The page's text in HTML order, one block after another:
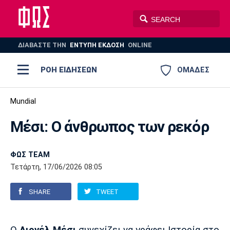
ΔΙΑΒΑΣΤΕ THN ΕΝΤΥΠΗ ΕΚΔΟΣΗ ONLINE
ΟΜΑΔΕΣ
ΡΟΗ ΕΙΔΗΣΕΩΝ
ΠΟΛΟ
AUTO-MOTO PLUS
Ποδόσφαιρο
Super League 1
Super League 2
Ελλάδα
Μπάσκετ
Ελλάδα
EuroLeague
Ολυμπιακοί Αγώνες
ΠόλοΠαναθηναϊκός Ατρόμητος
Mundial
Μέσι: Ο άνθρωπος των ρεκόρ
ΦΩΣ TEAM
Τετάρτη, 17/06/2026 08:05
SHARE TWEET